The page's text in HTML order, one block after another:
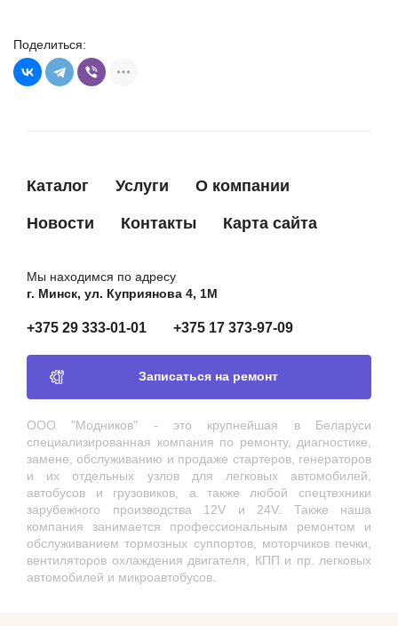
Поделиться:
Каталог Услуги О компании
Новости Контакты Карта сайта
Мы находимся по адресу
г. Минск, ул. Куприянова 4, 1М
+375 29 333-01-01 +375 17 373-97-09
Записаться на ремонт
ООО "Модников" - это крупнейшая в Беларуси
специализированная компания по ремонту, диагностике,
замене, обслуживанию и продаже стартеров, генераторов
и их отдельных узлов для легковых автомобилей,
автобусов и грузовиков, а также любой спецтехники
зарубежного производства 12V и 24V. Также наша
компания занимается профессиональным ремонтом и
обслуживанием тормозных суппортов, моторчиков печки,
вентиляторов охлаждения двигателя, КПП и пр. легковых
автомобилей и микроавтобусов.